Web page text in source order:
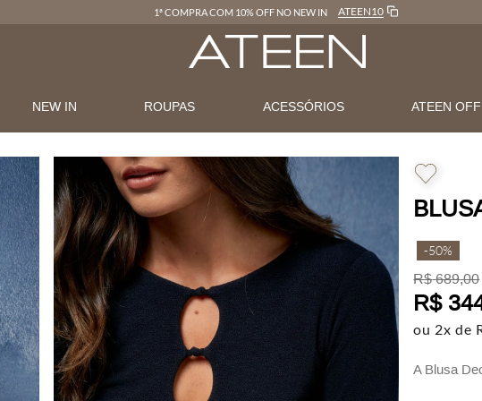
1ª COMPRA COM 10% OFF NO NEW IN ATEEN10
NEW IN ROUPAS ACESSÓRIOS ATEEN OFF
-50%
R$ 689,00
R$
ou 2x de
A Blusa